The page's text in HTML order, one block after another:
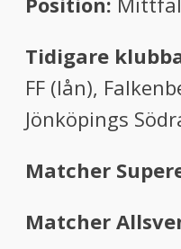
Tidigare
FF (lån),
Jönköpings
Matcher
Matcher